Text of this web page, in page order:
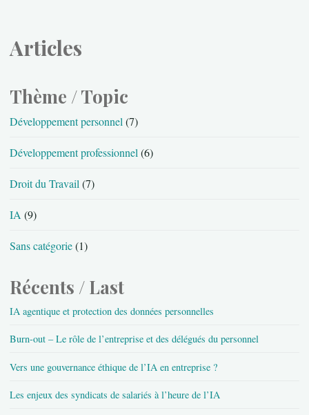
Articles
Thème / Topic
Développement personnel(7)
Développement professionnel(6)
Droit du Travail(7)
IA(9)
Sans catégorie(1)
Récents / Last
IA agentique et protection des données personnelles
Burn-out – Le rôle de l’entreprise et des délégués du personnel
Vers une gouvernance éthique de l’IA en entreprise ?
Les enjeux des syndicats de salariés à l’heure de l’IA